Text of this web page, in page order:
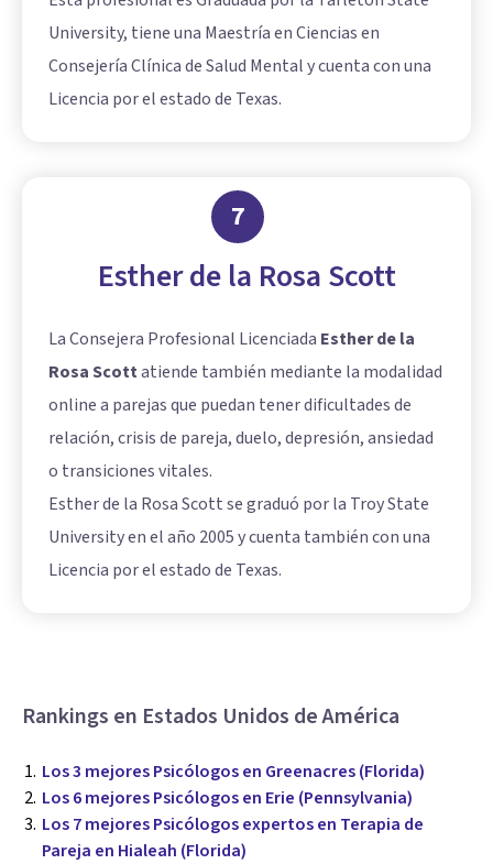
University, tiene una Maestría en Ciencias en
Consejería Clínica de Salud Mental y cuenta con una
Licencia por el estado de Texas.
7
Esther de la Rosa Scott
La Consejera Profesional Licenciada Esther de la
Rosa Scottatiende también mediante la modalidad
online a parejas que puedan tener dificultades de
relación, crisis de pareja, duelo, depresión, ansiedad
o transiciones vitales.
Esther de la Rosa Scott se graduó por la Troy State
University en el año 2005 y cuenta también con una
Licencia por el estado de Texas.
Rankings en Estados Unidos de América
Los 3 mejores Psicólogos en Greenacres (Florida)
Los 6 mejores Psicólogos en Erie (Pennsylvania)
Los 7 mejores Psicólogos expertos en Terapia de
Pareja en Hialeah (Florida)